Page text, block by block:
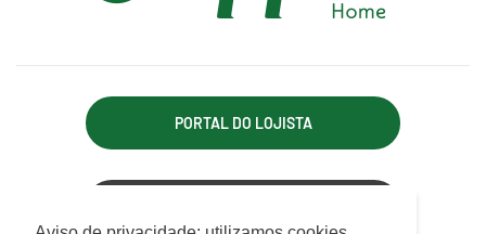
Utilizamos cookies para oferecer melhor
PORTAL DO LOJISTA